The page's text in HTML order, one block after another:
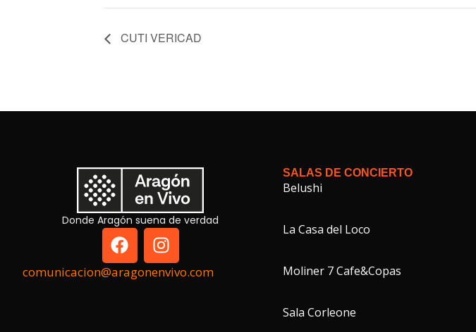
CUTI VERICAD
Donde Aragón suena de verdad
comunicacion@aragonenvivo.com
SALAS DE CONCIERTO
Belushi
La Casa del Loco
Moliner 7 Cafe&Copas
Sala Corleone